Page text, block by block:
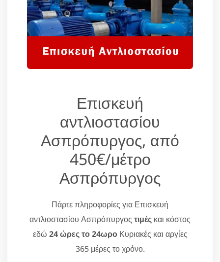
Επισκευή
αντλιοστασίου
Ασπρόπυργος, από
450€/μέτρο
Ασπρόπυργος
Πάρτε πληροφορίες για Επισκευή
αντλιοστασίου Ασπρόπυργος τιμές και κόστος
εδώ 24 ώρες το 24ωροΚυριακές και αργίες
365 μέρες το χρόνο.